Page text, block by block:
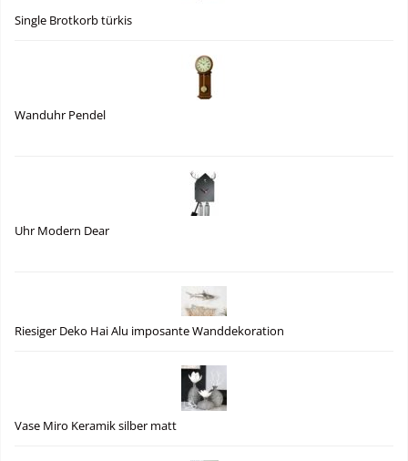
Single Brotkorb türkis
Wanduhr Pendel
Uhr Modern Dear
Riesiger Deko Hai Alu imposante Wanddekoration
Vase Miro Keramik silber matt